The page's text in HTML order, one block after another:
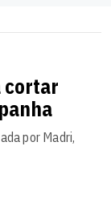
cortar
por Madri,